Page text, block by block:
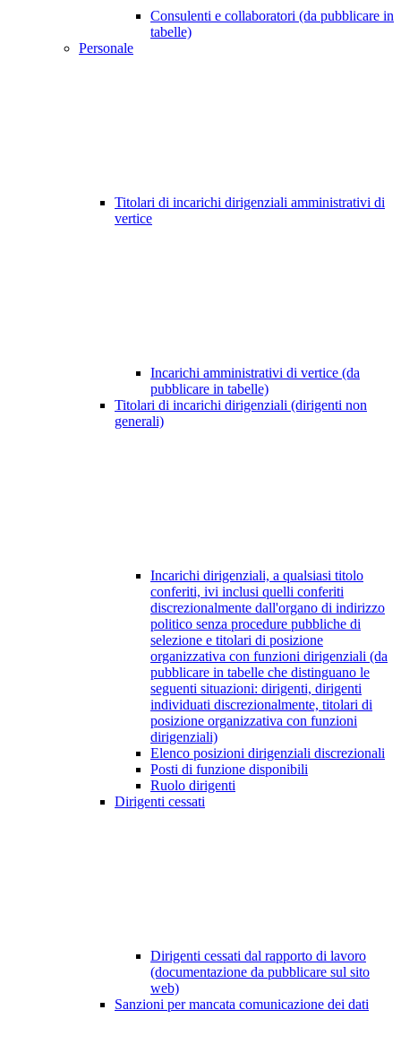
Consulenti e collaboratori (da pubblicare in
tabelle)
Personale
Titolari di incarichi dirigenziali amministrativi di
vertice
Incarichi amministrativi di vertice (da
pubblicare in tabelle)
Titolari di incarichi dirigenziali (dirigenti non
generali)
Incarichi dirigenziali, a qualsiasi titolo
conferiti, ivi inclusi quelli conferiti
discrezionalmente dall'organo di indirizzo
politico senza procedure pubbliche di
selezione e titolari di posizione
organizzativa con funzioni dirigenziali (da
pubblicare in tabelle che distinguano le
seguenti situazioni: dirigenti, dirigenti
individuati discrezionalmente, titolari di
posizione organizzativa con funzioni
dirigenziali)
Elenco posizioni dirigenziali discrezionali
Posti di funzione disponibili
Ruolo dirigenti
Dirigenti cessati
Dirigenti cessati dal rapporto di lavoro
(documentazione da pubblicare sul sito
web)
Sanzioni per mancata comunicazione dei dati